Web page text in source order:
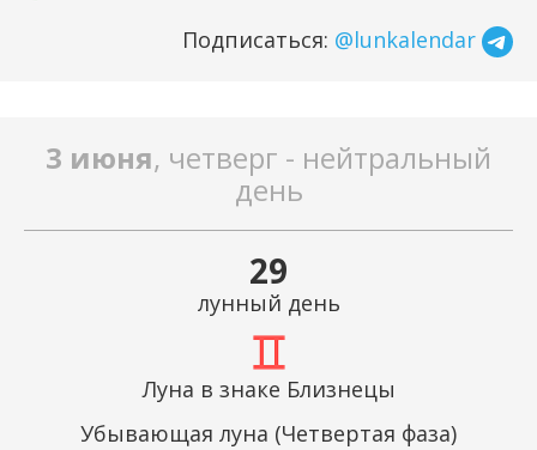
Подписаться: @lunkalendar
3 июня, четверг - нейтральный
день
29
лунный день
Луна в знаке Близнецы
Убывающая луна (Четвертая фаза)